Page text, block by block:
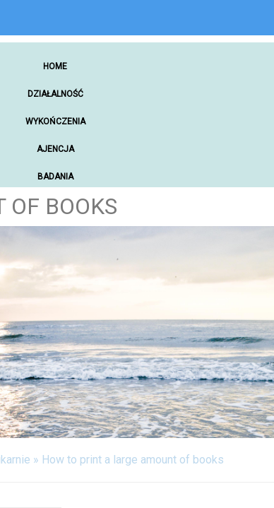
HOME
DZIAŁALNOŚĆ
WYKOŃCZENIA
AJENCJA
BADANIA
ZAKUPY ONLINE
MATERIAŁY PROMOCYJNE
FABRYKACJA
ODPOCZYNEK
WITALIZM
WEB
OF BOOKS
» How to print a large amount of books